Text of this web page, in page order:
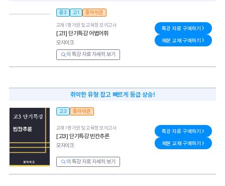
중3 고1 중하위권
교재 l평가원 및 교육청 모의고사
[고1] 단기특강 어법어휘
모자이크
이 특강 자료 자세히 보기
특강 자료 구매하기
제본 교재 구매하기
취약한 유형 잡고 빠르게 등급 상승!
고3 중하위권
교재 l평가원 및 교육청 모의고사
[고3] 단기특강 빈칸추론
모자이크
이 특강 자료 자세히 보기
특강 자료 구매하기
제본 교재 구매하기